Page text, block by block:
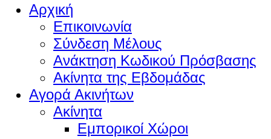
Αρχική
Επικοινωνία
Σύνδεση Μέλους
Ανάκτηση Κωδικού Πρόσβασης
Ακίνητα της Εβδομάδας
Αγορά Ακινήτων
Ακίνητα
Εμπορικοί Χώροι